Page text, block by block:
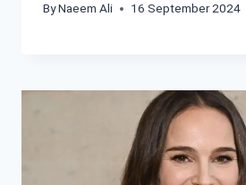
ByNaeem Ali 16 September 2024